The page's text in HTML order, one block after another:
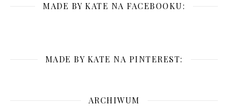
MADE BY KATE NA FACEBOOKU:
MADE BY KATE NA PINTEREST:
ARCHIWUM